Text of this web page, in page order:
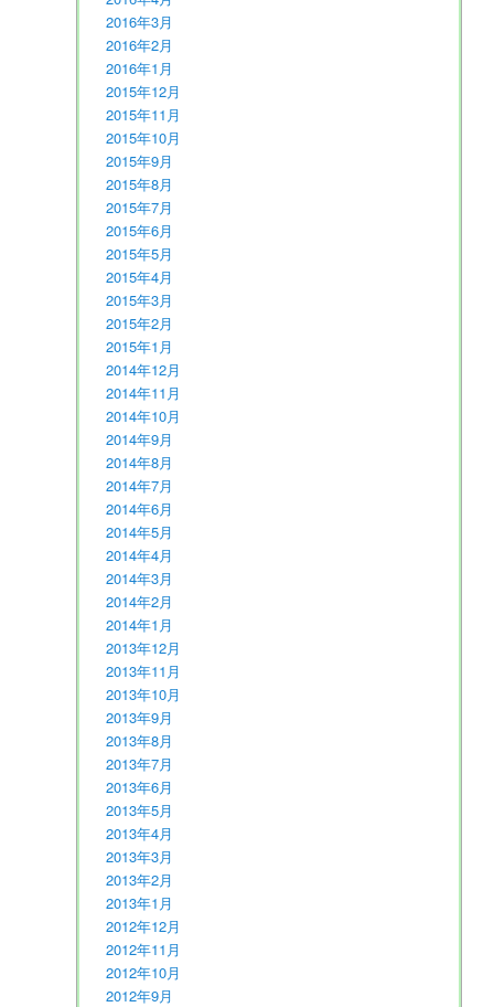
2016年3月
2016年2月
2016年1月
2015年12月
2015年11月
2015年10月
2015年9月
2015年8月
2015年7月
2015年6月
2015年5月
2015年4月
2015年3月
2015年2月
2015年1月
2014年12月
2014年11月
2014年10月
2014年9月
2014年8月
2014年7月
2014年6月
2014年5月
2014年4月
2014年3月
2014年2月
2014年1月
2013年12月
2013年11月
2013年10月
2013年9月
2013年8月
2013年7月
2013年6月
2013年5月
2013年4月
2013年3月
2013年2月
2013年1月
2012年12月
2012年11月
2012年10月
2012年9月